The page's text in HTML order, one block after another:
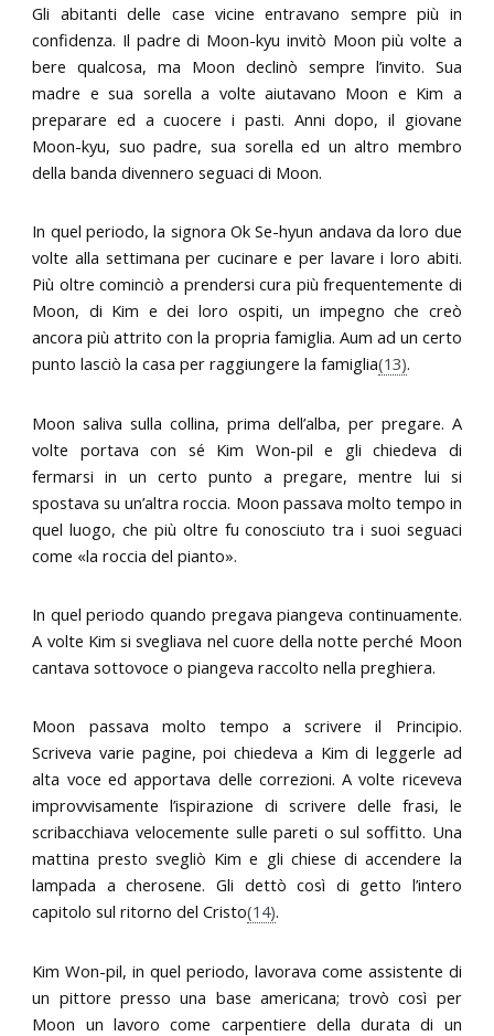
Gli abitanti delle case vicine entravano sempre più in
confidenza. Il padre di Moon-kyu invitò Moon più volte a
bere qualcosa, ma Moon declinò sempre l’invito. Sua
madre e sua sorella a volte aiutavano Moon e Kim a
preparare ed a cuocere i pasti. Anni dopo, il giovane
Moon-kyu, suo padre, sua sorella ed un altro membro
della banda divennero seguaci di Moon.
In quel periodo, la signora Ok Se-hyun andava da loro due
volte alla settimana per cucinare e per lavare i loro abiti.
Più oltre cominciò a prendersi cura più frequentemente di
Moon, di Kim e dei loro ospiti, un impegno che creò
ancora più attrito con la propria famiglia. Aum ad un certo
punto lasciò la casa per raggiungere la famiglia(13).
Moon saliva sulla collina, prima dell’alba, per pregare. A
volte portava con sé Kim Won-pil e gli chiedeva di
fermarsi in un certo punto a pregare, mentre lui si
spostava su un’altra roccia. Moon passava molto tempo in
quel luogo, che più oltre fu conosciuto tra i suoi seguaci
come «la roccia del pianto».
In quel periodo quando pregava piangeva continuamente.
A volte Kim si svegliava nel cuore della notte perché Moon
cantava sottovoce o piangeva raccolto nella preghiera.
Moon passava molto tempo a scrivere il Principio.
Scriveva varie pagine, poi chiedeva a Kim di leggerle ad
alta voce ed apportava delle correzioni. A volte riceveva
improvvisamente l’ispirazione di scrivere delle frasi, le
scribacchiava velocemente sulle pareti o sul soffitto. Una
mattina presto svegliò Kim e gli chiese di accendere la
lampada a cherosene. Gli dettò così di getto l’intero
capitolo sul ritorno del Cristo(14).
Kim Won-pil, in quel periodo, lavorava come assistente di
un pittore presso una base americana; trovò così per
Moon un lavoro come carpentiere della durata di un